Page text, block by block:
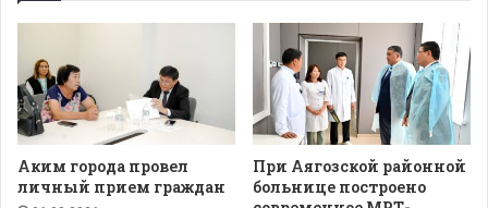
Аким города провел
личный прием граждан
При Аягозской районной
больнице построено